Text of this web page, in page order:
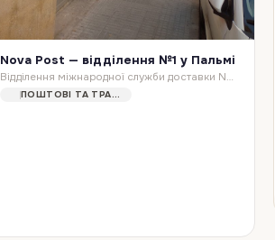
Nova Post — відділення №1 у Пальмі
Відділення міжнародної служби доставки Nova Post у місті Пальма (Іспанія). Приймає та видає посилки вагою до 40 кг. Відділення обслуговує клієнтів у районі Льєв…
ПОШТОВІ ТА ТРАНСПОРТНІ ПОСЛУГИ